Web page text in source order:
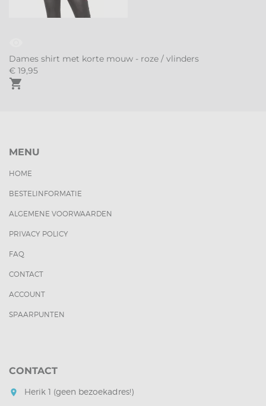
Dames shirt met korte mouw - roze / vlinders
€ 19,95
shopping_cart
MENU
HOME
BESTELINFORMATIE
ALGEMENE VOORWAARDEN
PRIVACY POLICY
FAQ
CONTACT
ACCOUNT
SPAARPUNTEN
CONTACT
room Herik 1 (geen bezoekadres!)